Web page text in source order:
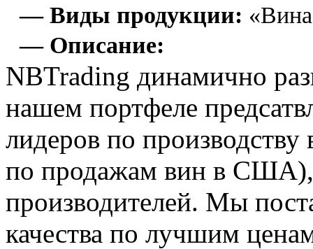
— Виды продукции:
— Описание:
NBTrading динамично
нашем портфеле
лидеров по
по продажам вин в США),
производителей. Мы
качества по лучшим